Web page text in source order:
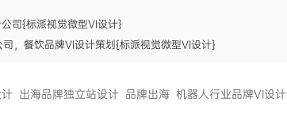
司{标派视觉微型VI设计}
，餐饮品牌VI设计策划{标派视觉微型VI设计}
出海品牌独立站设计 品牌出海 机器人行业品牌VI设计